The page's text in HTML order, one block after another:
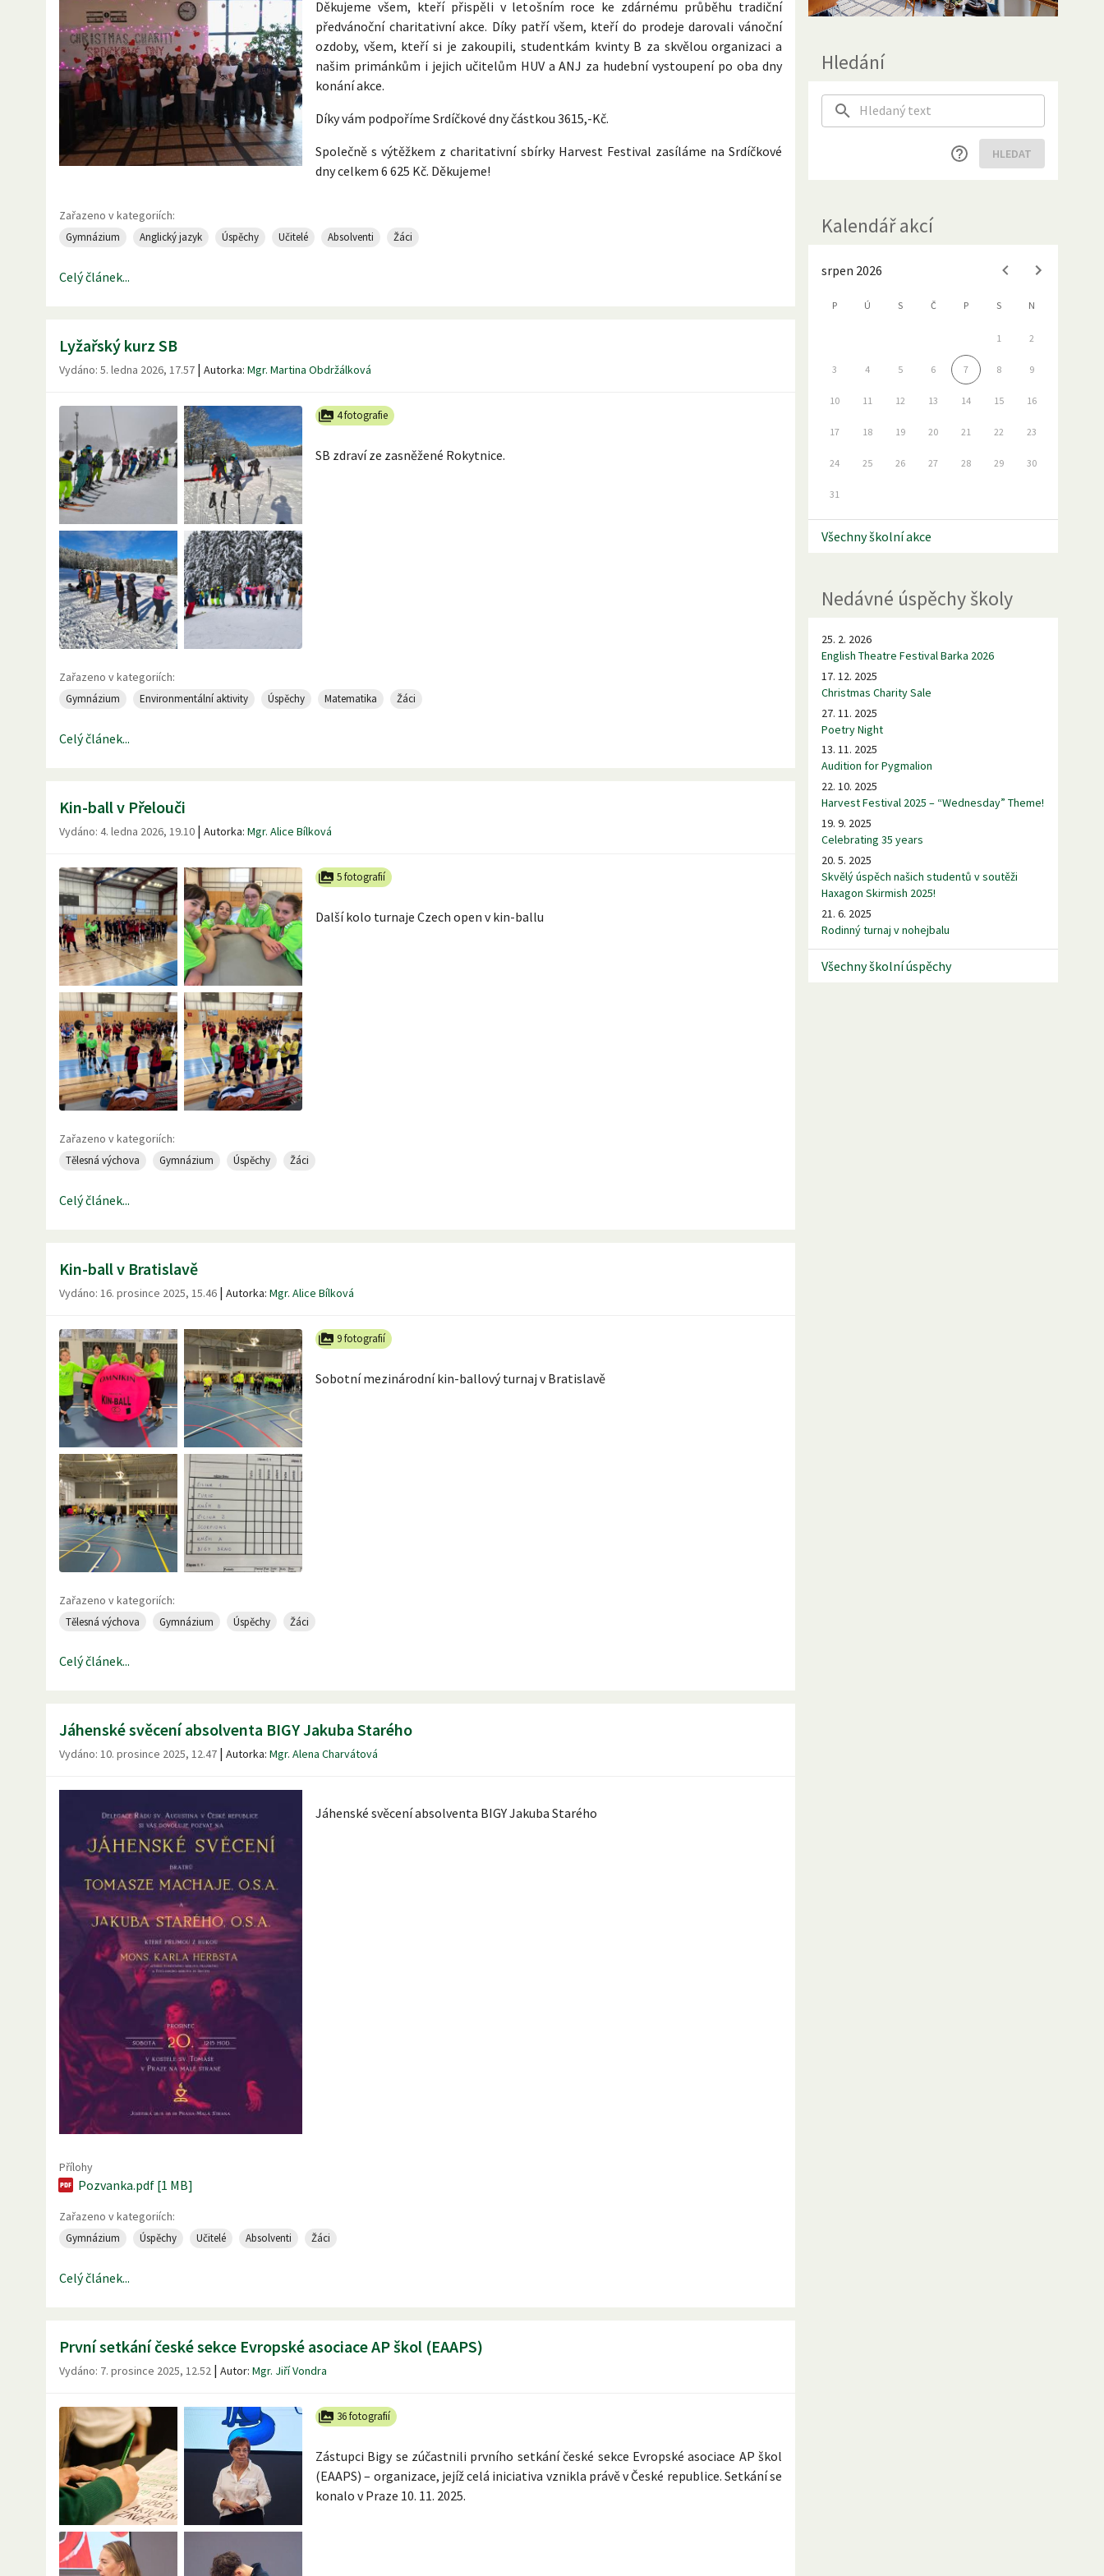
Děkujeme všem, kteří přispěli v letošním roce ke zdárnému průběhu tradiční
předvánoční charitativní akce. Díky patří všem, kteří do prodeje darovali vánoční
ozdoby, všem, kteří si je zakoupili, studentkám kvinty B za skvělou organizaci a
našim primánkům i jejich učitelům HUV a ANJ za hudební vystoupení po oba dny
konání akce.
Díky vám podpoříme Srdíčkové dny částkou 3615,-Kč.
Společně s výtěžkem z charitativní sbírky Harvest Festival zasíláme na Srdíčkové
dny celkem 6 625 Kč. Děkujeme!
Zařazeno v kategoriích:
Gymnázium Anglický jazyk Úspěchy Učitelé Absolventi Žáci
Celý článek...
Lyžařský kurz SB
Vydáno: 5. ledna 2026, 17.57 | Autorka: Mgr. Martina Obdržálková
4 fotografie
SB zdraví ze zasněžené Rokytnice.
Zařazeno v kategoriích:
Gymnázium Environmentální aktivity Úspěchy Matematika Žáci
Celý článek...
Kin-ball v Přelouči
Vydáno: 4. ledna 2026, 19.10 | Autorka: Mgr. Alice Bílková
5 fotografií
Další kolo turnaje Czech open v kin-ballu
Zařazeno v kategoriích:
Tělesná výchova Gymnázium Úspěchy Žáci
Celý článek...
Kin-ball v Bratislavě
Vydáno: 16. prosince 2025, 15.46 | Autorka: Mgr. Alice Bílková
9 fotografií
Sobotní mezinárodní kin-ballový turnaj v Bratislavě
Zařazeno v kategoriích:
Tělesná výchova Gymnázium Úspěchy Žáci
Celý článek...
Jáhenské svěcení absolventa BIGY Jakuba Starého
Vydáno: 10. prosince 2025, 12.47 | Autorka: Mgr. Alena Charvátová
Jáhenské svěcení absolventa BIGY Jakuba Starého
Přílohy
Pozvanka.pdf [1 MB]
Zařazeno v kategoriích:
Gymnázium Úspěchy Učitelé Absolventi Žáci
Celý článek...
První setkání české sekce Evropské asociace AP škol (EAAPS)
Vydáno: 7. prosince 2025, 12.52 | Autor: Mgr. Jiří Vondra
36 fotografií
Zástupci Bigy se zúčastnili prvního setkání české sekce Evropské asociace AP škol
(EAAPS) – organizace, jejíž celá iniciativa vznikla právě v České republice. Setkání se
konalo v Praze 10. 11. 2025.
Hledání
HLEDAT
Kalendář akcí
srpen 2026
P Ú S Č P S N
1 2
3 4 5 6 7 8 9
10 11 12 13 14 15 16
17 18 19 20 21 22 23
24 25 26 27 28 29 30
31
Všechny školní akce
Nedávné úspěchy školy
25. 2. 2026
English Theatre Festival Barka 2026
17. 12. 2025
Christmas Charity Sale
27. 11. 2025
Poetry Night
13. 11. 2025
Audition for Pygmalion
22. 10. 2025
Harvest Festival 2025 – “Wednesday” Theme!
19. 9. 2025
Celebrating 35 years
20. 5. 2025
Skvělý úspěch našich studentů v soutěži
Haxagon Skirmish 2025!
21. 6. 2025
Rodinný turnaj v nohejbalu
Všechny školní úspěchy